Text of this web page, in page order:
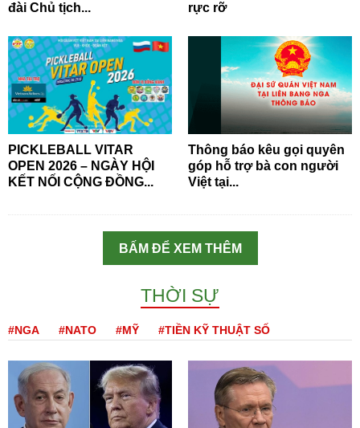
đài Chủ tịch...
rực rỡ
PICKLEBALL VITAR
OPEN 2026 – NGÀY HỘI
KẾT NỐI CỘNG ĐỒNG...
Thông báo kêu gọi quyên
góp hỗ trợ bà con người
Việt tại...
BẤM ĐỂ XEM THÊM
THỜI SỰ
#NGA #NATO #MỸ #TIỀN KỸ THUẬT SỐ